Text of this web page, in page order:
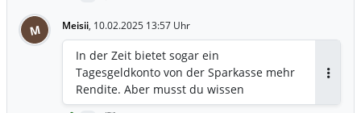
M Meisii, 10.02.2025 13:57 Uhr
In der Zeit bietet sogar ein
Tagesgeldkonto von der Sparkasse mehr
Rendite. Aber musst du wissen